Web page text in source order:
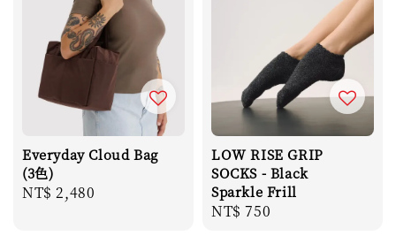
Everyday Cloud Bag
(3色)
Regular
NT$ 2,480
LOW RISE GRIP
SOCKS - Black
Sparkle Frill
Regular
NT$ 750